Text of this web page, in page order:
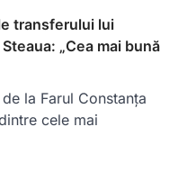
transferului lui
„Cea mai bună
la Farul Constanța
cele mai